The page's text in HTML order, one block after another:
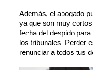
Además, el abogado
ya que son muy
fecha del despido
los tribunales. Perder
renunciar a todos tus